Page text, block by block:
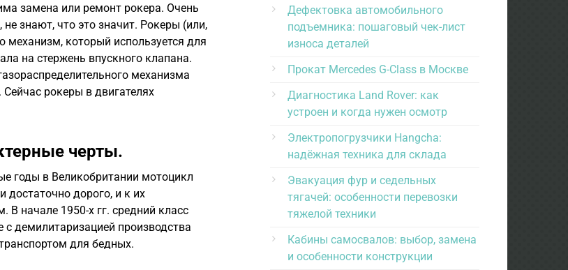
замена или ремонт рокера. Очень
знают, что это значит. Рокеры (или,
который используется для
на стержень впускного клапана.
механизма
рокеры в двигателях
черты.
годы в Великобритании мотоцикл
достаточно дорого, и к их
В начале 1950-х гг. средний класс
демилитаризацией производства
для бедных.
Дефектовка автомобильного
подъемника: пошаговый чек-лист
износа деталей
Прокат Mercedes G-Class в Москве
Диагностика Land Rover: как
устроен и когда нужен осмотр
Электропогрузчики Hangcha:
надёжная техника для склада
Эвакуация фур и седельных
тягачей: особенности перевозки
тяжелой техники
Кабины самосвалов: выбор, замена
и особенности конструкции